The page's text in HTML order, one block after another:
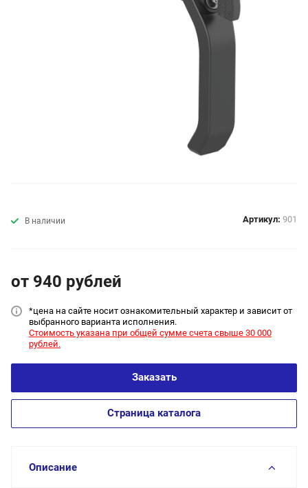
В наличии Артикул: 901
от 940 рублей
*цена на сайте носит ознакомительный характер и зависит от
выбранного варианта исполнения.
Стоимость указана при общей сумме счета свыше 30 000
рублей.
Заказать
Страница каталога
Описание